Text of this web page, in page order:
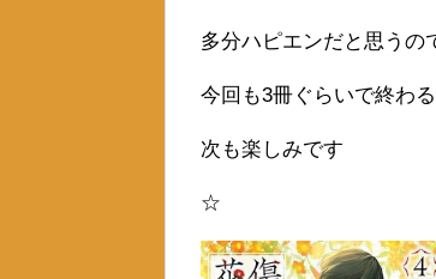
多分ハピエンだと思うの
今回も3冊ぐらいで終わ
次も楽しみです
☆